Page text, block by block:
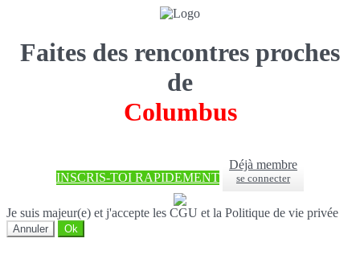
Faites des rencontres proches
de
Columbus
INSCRIS-TOI RAPIDEMENT
Déjà membre
se connecter
Je suis majeur(e) et j'accepte les CGU et la Politique de vie privée
Annuler Ok